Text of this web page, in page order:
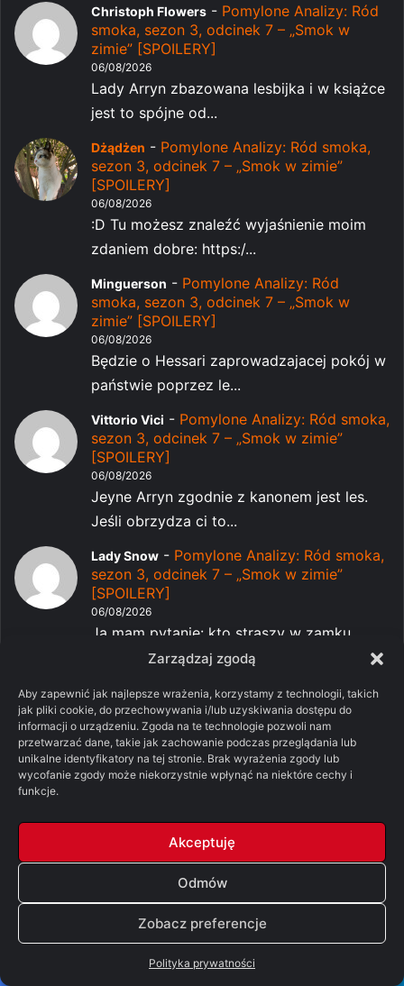
Zarządzaj zgodą
Aby zapewnić jak najlepsze wrażenia, korzystamy z technologii, takich
jak pliki cookie, do przechowywania i/lub uzyskiwania dostępu do
informacji o urządzeniu. Zgoda na te technologie pozwoli nam
przetwarzać dane, takie jak zachowanie podczas przeglądania lub
unikalne identyfikatory na tej stronie. Brak wyrażenia zgody lub
wycofanie zgody może niekorzystnie wpłynąć na niektóre cechy i
funkcje.
Akceptuję
Odmów
Zobacz preferencje
Polityka prywatności
Christoph Flowers - Pomylone Analizy: Ród
smoka, sezon 3, odcinek 7 – „Smok w
zimie” [SPOILERY]
06/08/2026
Lady Arryn zbazowana lesbijka i w książce
jest to spójne od...
Dżądżen - Pomylone Analizy: Ród smoka,
sezon 3, odcinek 7 – „Smok w zimie”
[SPOILERY]
06/08/2026
:D Tu możesz znaleźć wyjaśnienie moim
zdaniem dobre: https:/...
Minguerson - Pomylone Analizy: Ród
smoka, sezon 3, odcinek 7 – „Smok w
zimie” [SPOILERY]
06/08/2026
Będzie o Hessari zaprowadzajacej pokój w
państwie poprzez le...
Vittorio Vici - Pomylone Analizy: Ród smoka,
sezon 3, odcinek 7 – „Smok w zimie”
[SPOILERY]
06/08/2026
Jeyne Arryn zgodnie z kanonem jest les.
Jeśli obrzydza ci to...
Lady Snow - Pomylone Analizy: Ród smoka,
sezon 3, odcinek 7 – „Smok w zimie”
[SPOILERY]
06/08/2026
Ja mam pytanie: kto straszy w zamku
Harenhall? Duch króla Ha...
Robert Snow -Pomylone Analizy: Ród
smoka, sezon 3, odcinek 7 – „Smok w
zimie” [SPOILERY]
06/08/2026
Nie zlewała, ale śnieg zawalił drogi i
Tywin -Pomylone Analizy: Ród smoka,
sezon 3, odcinek 7 – „Smok w zimie”
[SPOILERY]
Serial właśnie przeskoczł smoka i zmierza
w coraz głupszym k...
Robert Snow -Pomylone Analizy: Ród